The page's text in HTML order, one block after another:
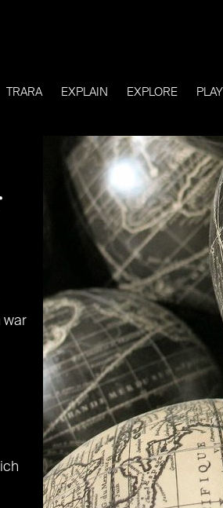
TRARA EXPLAIN EXPLORE PLAY
war